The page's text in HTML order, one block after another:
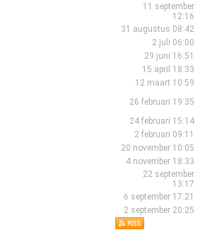
11 september
12:16
31 augustus 08:42
2 juli 06:00
29 juni 16:51
15 april 18:33
12 maart 10:59
26 februari 19:35
24 februari 15:14
2 februari 09:11
20 november 10:05
4 november 18:33
22 september
13:17
6 september 17:21
2 september 20:25